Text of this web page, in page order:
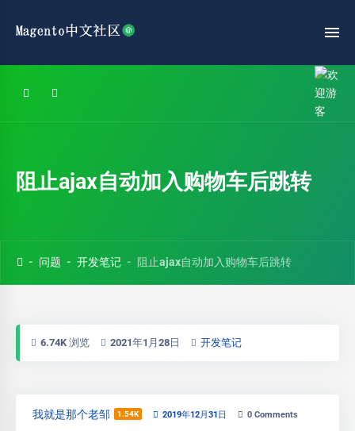
阻止ajax自动加入购物车后跳转
问题 开发笔记 阻止ajax自动加入购物车后跳转
6.74K 浏览 2021年1月28日 开发笔记
我就是那个老邹 1.54K 2019年12月31日 0 Comments